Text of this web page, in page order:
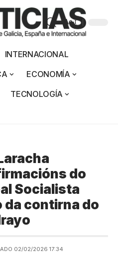
Aa
INTERNACIONAL
ECONOMÍA
TECNOLOGÍA
do
Socialista
da contirna do
02/02/2026 17:34